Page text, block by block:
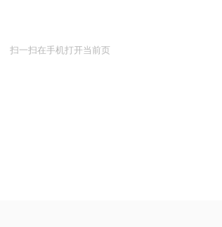
扫一扫在手机打开当前页